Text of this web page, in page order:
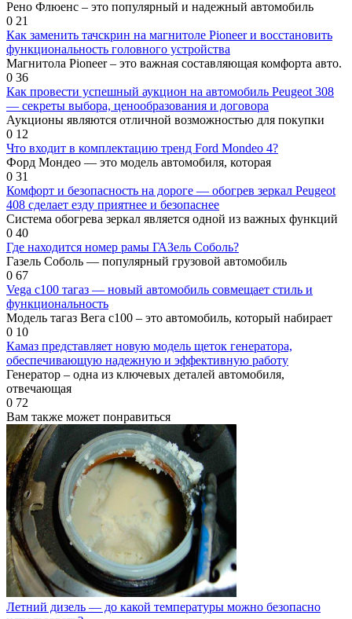
Рено Флюенс – это популярный и надежный автомобиль
0 21
Как заменить тачскрин на магнитоле Pioneer и восстановить
функциональность головного устройства
Магнитола Pioneer – это важная составляющая комфорта авто.
0 36
Как провести успешный аукцион на автомобиль Peugeot 308
— секреты выбора, ценообразования и договора
Аукционы являются отличной возможностью для покупки
0 12
Что входит в комплектацию тренд Ford Mondeo 4?
Форд Мондео — это модель автомобиля, которая
0 31
Комфорт и безопасность на дороге — обогрев зеркал Peugeot
408 сделает езду приятнее и безопаснее
Система обогрева зеркал является одной из важных функций
0 40
Где находится номер рамы ГАЗель Соболь?
Газель Соболь — популярный грузовой автомобиль
0 67
Vega c100 тагаз — новый автомобиль совмещает стиль и
функциональность
Модель тагаз Вега c100 – это автомобиль, который набирает
0 10
Камаз представляет новую модель щеток генератора,
обеспечивающую надежную и эффективную работу
Генератор – одна из ключевых деталей автомобиля,
отвечающая
0 72
Вам также может понравиться
Летний дизель — до какой температуры можно безопасно